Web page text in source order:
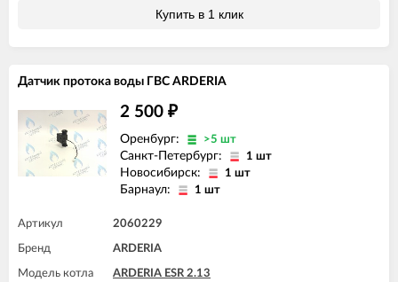
Купить в 1 клик
Датчик протока воды ГВС ARDERIA
2 500 ₽
Оренбург: >5 шт
Санкт-Петербург: 1 шт
Новосибирск: 1 шт
Барнаул: 1 шт
Артикул 2060229
Бренд ARDERIA
Модель котла
ARDERIA ESR 2.13